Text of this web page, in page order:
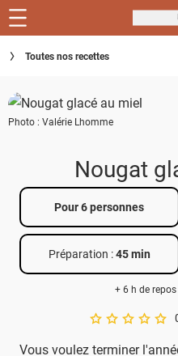
Skip
to
main
Recettes
Inspirations
Conseils
Menu de la semaine
Actus
Téléchargez l'app Saveurs Recettes
Index des recettes
Toutes nos recettes
Photo : Valérie Lhomme
Nougat
Pour 6 personnes
Préparation :45 min
+ 6 h de
A star rating of 0
Vous voulez terminer